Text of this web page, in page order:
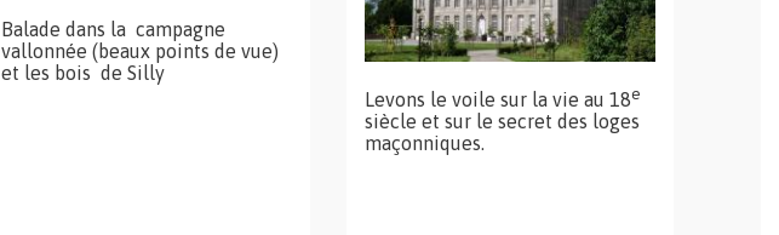
Balade dans la campagne
vallonnée (beaux points de vue)
et les bois de Silly
Levons le voile sur la vie au 18e
siècle et sur le secret des loges
maçonniques.